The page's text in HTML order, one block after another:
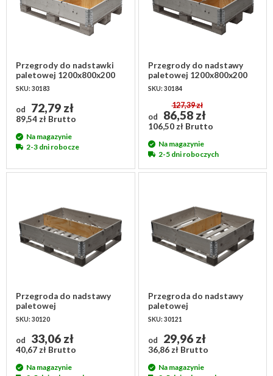
Przegrody do nadstawki
paletowej 1200x800x200
mm - 6 przedziałów
SKU: 30183
od 72,79 zł
89,54 zł Brutto
Na magazynie
2-3 dni robocze
Przegrody do nadstawy
paletowej 1200x800x200
mm - 8 przedziałów
SKU: 30184
od
127,39 zł
86,58 zł
106,50 zł Brutto
Na magazynie
2-5 dni roboczych
Przegroda do nadstawy
paletowej
1200x1000x200mm - 2
SKU: 30120
od 33,06 zł
40,67 zł Brutto
Na magazynie
Przegroda do nadstawy
paletowej
1200x1000x200mm - 2
SKU: 30121
od 29,96 zł
36,86 zł Brutto
Na magazynie